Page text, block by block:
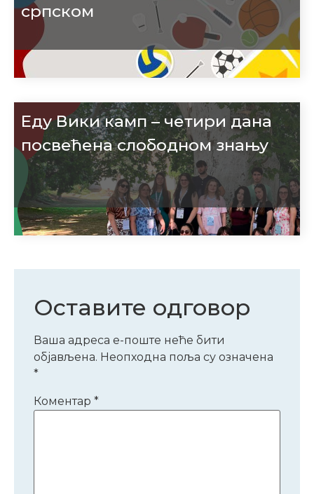
српском
Еду Вики камп – четири дана
посвећена слободном знању
Оставите одговор
Ваша адреса е-поште неће бити
објављена. Неопходна поља су означена
*
Коментар *